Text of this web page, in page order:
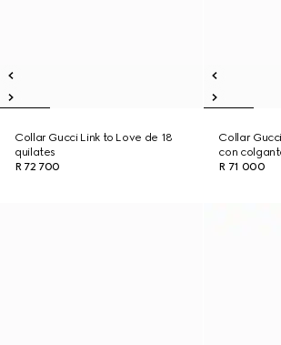
Collar Gucci Link to Love de 18
quilates
R 72 700
Collar
con
R 71 000